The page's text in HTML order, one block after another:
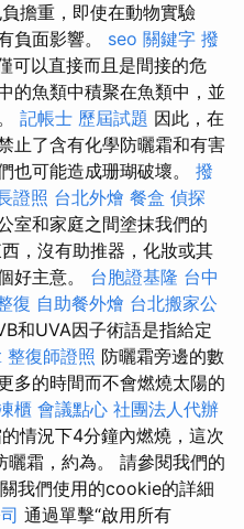
擔重，即使在動物實驗
負面影響。 seo 關鍵字 撥
可以直接而且是間接的危
的魚類中積聚在魚類中，並
記帳士 歷屆試題 因此，在
止了含有化學防曬霜和有害
也可能造成珊瑚破壞。 撥
證照 台北外燴 餐盒 偵探
室和家庭之間塗抹我們的
，沒有助推器，化妝或其
好主意。 台胞證基隆 台中
復 自助餐外燴 台北搬家公
和UVA因子術語是指給定
整復師證照 防曬霜旁邊的數
多的時間而不會燃燒太陽的
櫃 會議點心 社團法人代辦
情況下4分鐘內燃燒，這次
霜，約為。 請參閱我們的
我們使用的cookie的詳細
通過單擊“啟用所有